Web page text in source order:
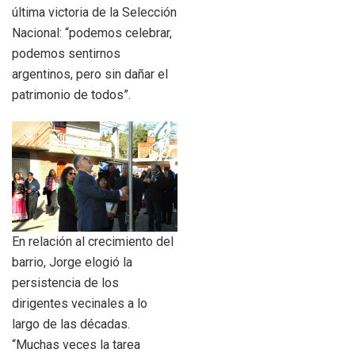
última victoria de la Selección
Nacional: “podemos celebrar,
podemos sentirnos
argentinos, pero sin dañar el
patrimonio de todos”.
En relación al crecimiento del
barrio, Jorge elogió la
persistencia de los
dirigentes vecinales a lo
largo de las décadas.
“Muchas veces la tarea